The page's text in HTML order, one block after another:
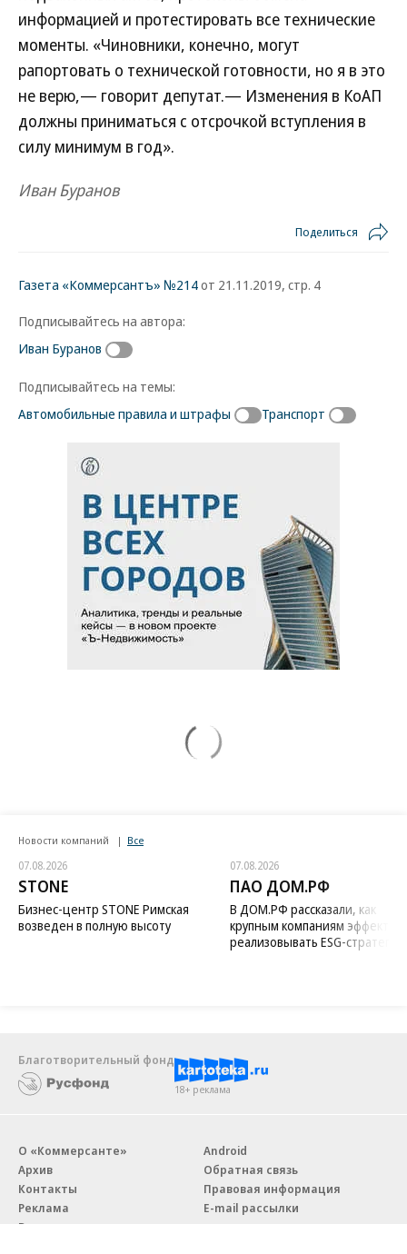
информацией и протестировать все технические
моменты. «Чиновники, конечно, могут
рапортовать о технической готовности, но я в это
не верю,— говорит депутат.— Изменения в КоАП
должны приниматься с отсрочкой вступления в
силу минимум в год».
Иван Буранов
Поделиться
Газета «Коммерсантъ» №214от 21.11.2019, стр. 4
Подписывайтесь на автора:
Иван Буранов
Подписывайтесь на темы:
Автомобильные правила и штрафы
Транспорт
Новости компаний Все
07.08.2026
STONE
Бизнес-центр STONE Римская
возведен в полную высоту
07.08.2026
ПАО ДОМ.РФ
В ДОМ.РФ рассказали, как
крупным компаниям
реализовывать ESG-стратегию
Благотворительный фонд
18+ реклама
О «Коммерсанте»
Архив
Контакты
Реклама
Вакансии
Android
Обратная связь
Правовая информация
E-mail рассылки